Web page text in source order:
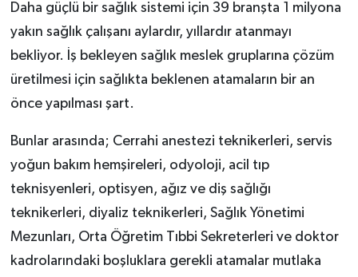
Daha güçlü bir sağlık sistemi için 39 branşta 1 milyona
yakın sağlık çalışanı aylardır, yıllardır atanmayı
bekliyor. İş bekleyen sağlık meslek gruplarına çözüm
üretilmesi için sağlıkta beklenen atamaların bir an
önce yapılması şart.
Bunlar arasında; Cerrahi anestezi teknikerleri, servis
yoğun bakım hemşireleri, odyoloji, acil tıp
teknisyenleri, optisyen, ağız ve diş sağlığı
teknikerleri, diyaliz teknikerleri, Sağlık Yönetimi
Mezunları, Orta Öğretim Tıbbi Sekreterleri ve doktor
kadrolarındaki boşluklara gerekli atamalar mutlaka